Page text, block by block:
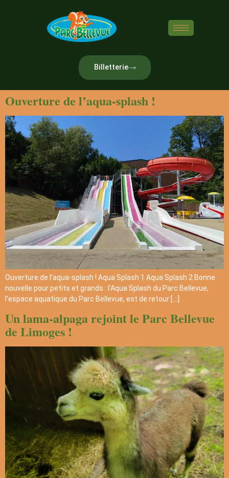
Billetterie
Ouverture de l’aqua-splash !
Ouverture de l’aqua-splash ! Aqua Splash 1 Aqua Splash 2 Bonne
nouvelle pour petits et grands : l’Aqua Splash du Parc Bellevue,
l’espace aquatique du Parc Bellevue, est de retour […]
Un lama-alpaga rejoint le Parc Bellevue
de Limoges !